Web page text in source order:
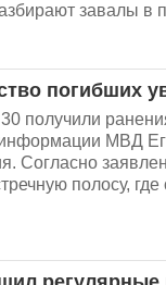
завалы в
погибших
получили
МВД
Согласно
полосу, где